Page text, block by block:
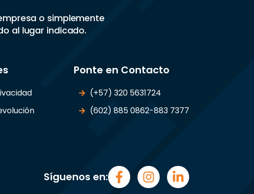
o simplemente
al lugar indicado.
Ponte en Contacto
(+57) 320 5631724
(602) 885 0862-883 7377
Síguenos en: